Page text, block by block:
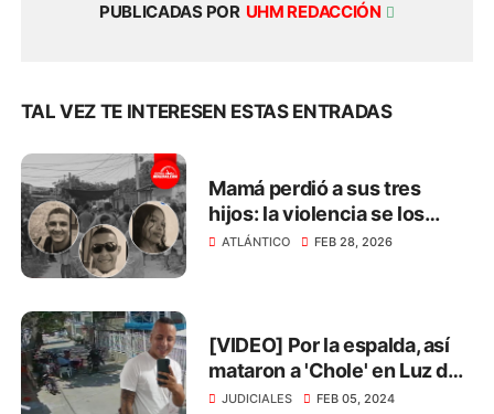
PUBLICADAS POR UHM REDACCIÓN
TAL VEZ TE INTERESEN ESTAS ENTRADAS
Mamá perdió a sus tres
hijos: la violencia se los
arrebató en menos de 3
ATLÁNTICO FEB 28, 2026
[VIDEO] Por la espalda, así
mataron a 'Chole' en Luz del
Mundo
JUDICIALES FEB 05, 2024